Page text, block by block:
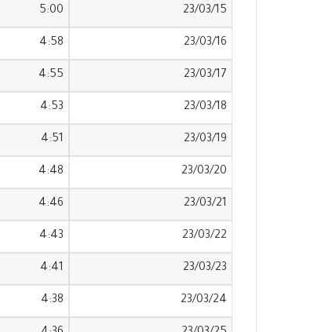
23/03/15
5:00
23/03/16
4:58
23/03/17
4:55
23/03/18
4:53
23/03/19
4:51
23/03/20
4:48
23/03/21
4:46
23/03/22
4:43
23/03/23
4:41
23/03/24
4:38